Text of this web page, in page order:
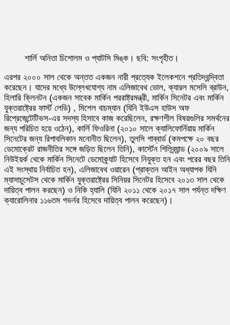
শার্লি অনিতা চিশোলম ও প্যাটসি মিঙ্ক। ছবি: সংগৃহীত।
এরপর ২০০০ সাল থেকে অন্তত একজন নারী প্রত্যেক ইলেকশনে প্রতিদ্বন্দ্বিতা
করেছেন। যাদের মধ্যে উল্লেখযোগ্য নাম এলিজাবেথ ডোল, ক্যারল মসেলি ব্রাউন,
হিলারি ক্লিনটন (একজন সাবেক মার্কিন পররাষ্ট্রমন্ত্রী, মার্কিন সিনেটর এবং মার্কিন
যুক্তরাষ্ট্রের ফার্স্ট লেডি) , মিশেল বাচম্যান (যিনি ইউএস হাউস অফ
রিপ্রেজেন্টেটিভস-এর সদস্য হিসাবে কাজ করেছিলেন, রক্ষণশীল বিষয়গুলির সমর্থনের
জন্য পরিচিত হয়ে ওঠেন), কার্লি ফিওরিনা (২০১০ সালে ক্যালিফোর্নিয়ায় মার্কিন
সিনেটের জন্য রিপাবলিকান মনোনীত ছিলেন), তুলসি গাব্বার্ড (কমপক্ষে ২০ বছর
ডেমোক্রেট রাজনীতির সঙ্গে জড়িত ছিলেন তিনি), কার্স্টেন গিলিব্র্যান্ড (২০০৯ সালে
নিউইয়র্ক থেকে মার্কিন সিনেটে ডেমোক্র্যাট হিসেবে নিযুক্ত হন এবং পরের বছর তিনি
এই সংস্থায় নির্বাচিত হন), এলিজাবেথ ওয়ারেন (প্রাক্তন আইন অধ্যাপক যিনি
ম্যাসাচুসেটস থেকে মার্কিন যুক্তরাষ্ট্রের সিনিয়র সিনেটর হিসেবে ২০১৩ সাল থেকে
দায়িত্ব পালন করছেন) ও নিকি হ্যালি (যিনি ২০১১ থেকে ২০১৭ সাল পর্যন্ত দক্ষিণ
ক্যারোলিনার ১১৬তম গভর্নর হিসেবে দায়িত্ব পালন করেছেন)।